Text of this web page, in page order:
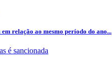
relação ao mesmo período do ano...